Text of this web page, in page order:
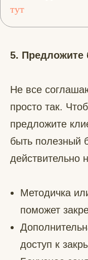
тут
5. Предложите
Не все
просто так.
предложите
быть полезный
действительно
Методичка
поможет
доступ к